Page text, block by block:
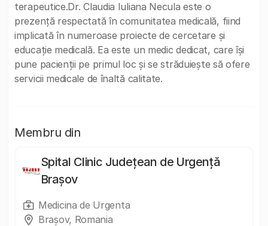
terapeutice.Dr. Claudia Iuliana Necula este o
prezență respectată în comunitatea medicală, fiind
implicată în numeroase proiecte de cercetare și
educație medicală. Ea este un medic dedicat, care își
pune pacienții pe primul loc și se străduiește să ofere
servicii medicale de înaltă calitate.
Membru din
Spital Clinic Județean de Urgență
Brașov
Medicina de Urgenta
Brașov, Romania